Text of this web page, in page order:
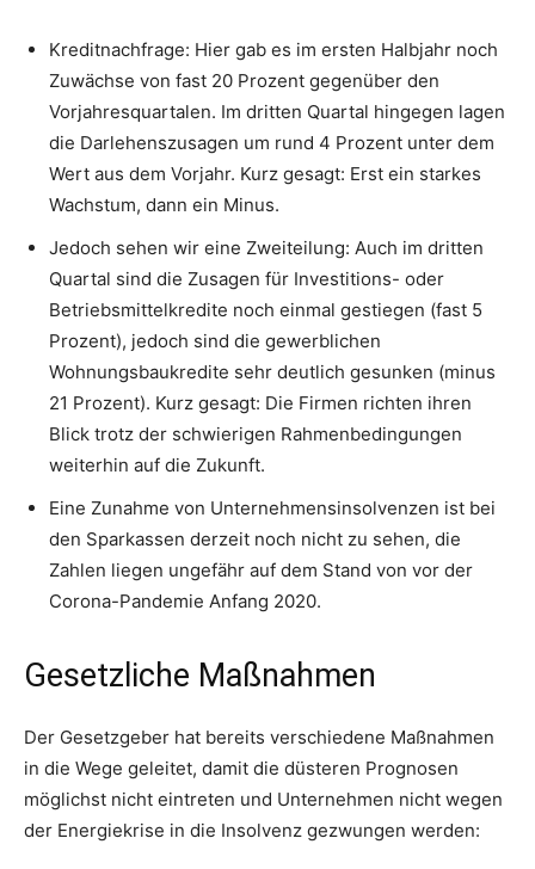
Kreditnachfrage: Hier gab es im ersten Halbjahr noch
Zuwächse von fast 20 Prozent gegenüber den
Vorjahresquartalen. Im dritten Quartal hingegen lagen
die Darlehenszusagen um rund 4 Prozent unter dem
Wert aus dem Vorjahr. Kurz gesagt: Erst ein starkes
Wachstum, dann ein Minus.
Jedoch sehen wir eine Zweiteilung: Auch im dritten
Quartal sind die Zusagen für Investitions- oder
Betriebsmittelkredite noch einmal gestiegen (fast 5
Prozent), jedoch sind die gewerblichen
Wohnungsbaukredite sehr deutlich gesunken (minus
21 Prozent). Kurz gesagt: Die Firmen richten ihren
Blick trotz der schwierigen Rahmenbedingungen
weiterhin auf die Zukunft.
Eine Zunahme von Unternehmensinsolvenzen ist bei
den Sparkassen derzeit noch nicht zu sehen, die
Zahlen liegen ungefähr auf dem Stand von vor der
Corona-Pandemie Anfang 2020.
Gesetzliche Maßnahmen
Der Gesetzgeber hat bereits verschiedene Maßnahmen
in die Wege geleitet, damit die düsteren Prognosen
möglichst nicht eintreten und Unternehmen nicht wegen
der Energiekrise in die Insolvenz gezwungen werden: